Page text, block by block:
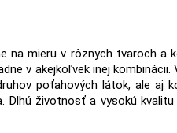
na mieru v rôznych tvaroch a
v akejkoľvek inej
poťahových látok, ale aj
životnosť a vysokú